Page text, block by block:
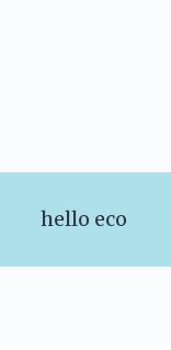
hello eco